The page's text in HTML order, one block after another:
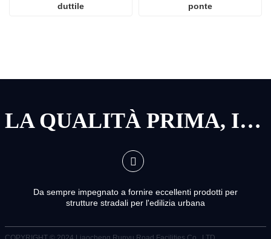
duttile
ponte
LA QUALITÀ PRIMA, IL SERVIZIO PRIMA
Da sempre impegnato a fornire eccellenti prodotti per
strutture stradali per l'edilizia urbana